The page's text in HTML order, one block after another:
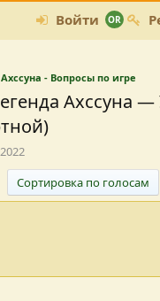
Войти
- Вопросы по игре
Ахссуна —
Сортировка по голосам
пользователь